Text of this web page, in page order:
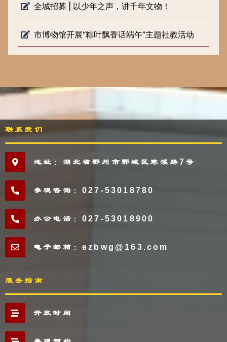
全城招募 | 以少年之声，讲千年文物！
市博物馆开展“粽叶飘香话端午”主题社教活动
联系我们
地址：湖北省鄂州市鄂城区寒溪路7号
参观咨询：027-53018780
办公电话：027-53018900
电子邮箱：ezbwg@163.com
服务指南
开放时间